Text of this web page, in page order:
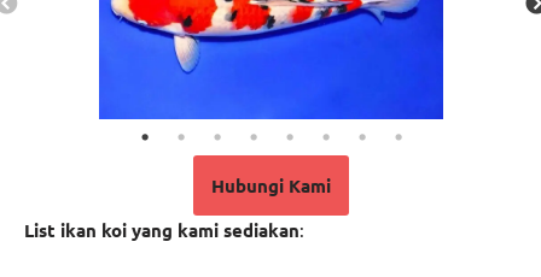
Hubungi Kami
List ikan koi yang kami sediakan: